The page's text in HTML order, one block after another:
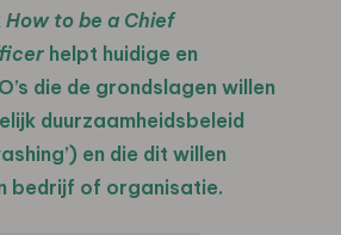
How to be a Chief
helpt huidige en
die de grondslagen willen
duurzaamheidsbeleid
en die dit willen
bedrijf of organisatie.